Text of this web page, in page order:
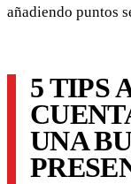
añadiendo puntos
5 TIPS
UNA